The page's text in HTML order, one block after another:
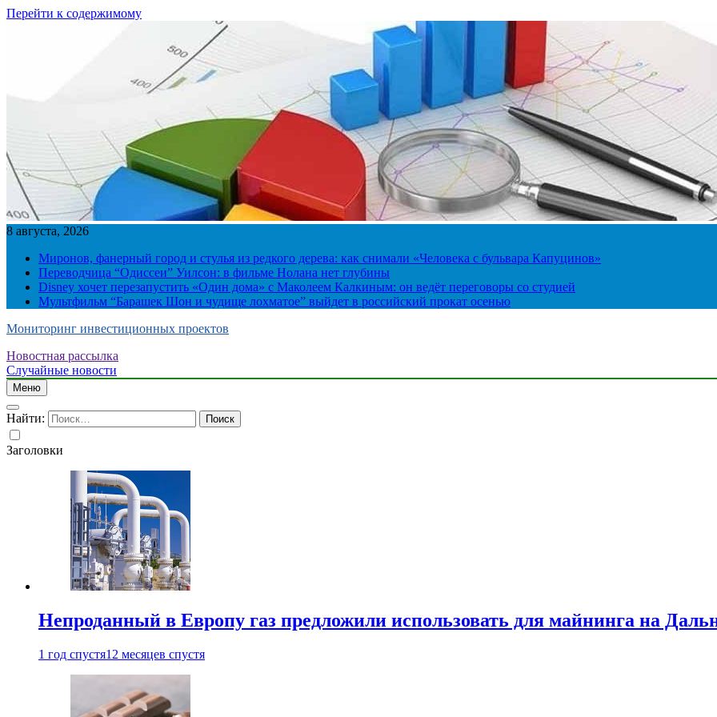
Перейти к содержимому
8 августа, 2026
Миронов, фанерный город и стулья из редкого дерева: как снимали «Человека с бульвара Капуцинов»
Переводчица “Одиссеи” Уилсон: в фильме Нолана нет глубины
Disney хочет перезапустить «Один дома» с Маколеем Калкиным: он ведёт переговоры со студией
Мультфильм “Барашек Шон и чудище лохматое” выйдет в российский прокат осенью
Мониторинг инвестиционных проектов
Новостная рассылка
Случайные новости
Меню
Найти:
Заголовки
Непроданный в Европу газ предложили использовать для майнинга на
1 год спустя12 месяцев спустя